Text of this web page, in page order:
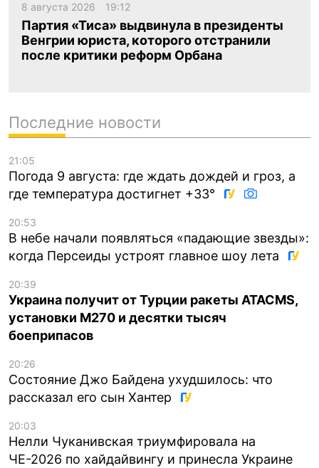
8 августа 2026 19:12
Партия «Тиса» выдвинула в президенты
Венгрии юриста, которого отстранили
после критики реформ Орбана
Последние новости
21:05
Погода 9 августа: где ждать дождей и гроз, а
где температура достигнет +33°
20:53
В небе начали появляться «падающие звезды»:
когда Персеиды устроят главное шоу лета
20:39
Украина получит от Турции ракеты ATACMS,
установки M270 и десятки тысяч
боеприпасов
20:26
Состояние Джо Байдена ухудшилось: что
рассказал его сын Хантер
20:03
Нелли Чуканивская триумфировала на
ЧЕ-2026 по хайдайвингу и принесла Украине